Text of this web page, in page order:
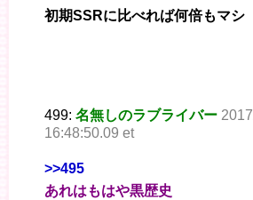
初期SSRに比べれば何倍もマシ
499: 名無しのラブライバー
16:48:50.09 et
>>495
あれはもはや黒歴史